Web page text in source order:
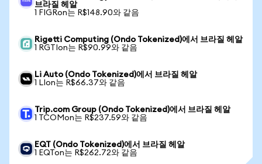
브라질 헤알
1 FIGRon는 R$148.90와 같음
Rigetti Computing (Ondo Tokenized)에서 브라질 헤알
1 RGTIon는 R$90.99와 같음
Li Auto (Ondo Tokenized)에서 브라질 헤알
1 LIon는 R$66.37와 같음
Trip.com Group (Ondo Tokenized)에서 브라질 헤알
1 TCOMon는 R$237.59와 같음
EQT (Ondo Tokenized)에서 브라질 헤알
1 EQTon는 R$262.72와 같음